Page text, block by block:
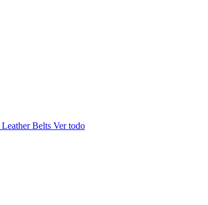
Leather Belts Ver todo